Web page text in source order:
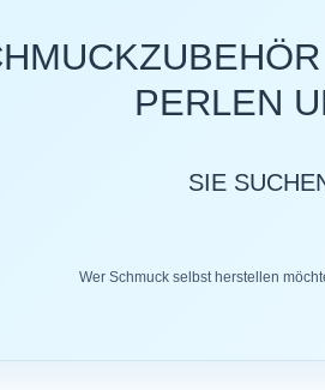
PERLEN
SIE
Wer Schmuck selbst herstellen